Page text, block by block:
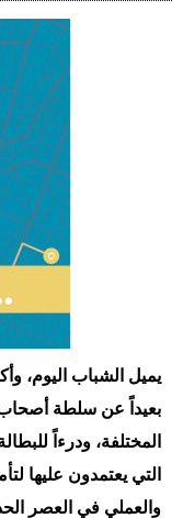
يميل الشباب اليوم،
بعيداً عن سلطة أصحاب
المختلفة، ودرءاً
التي يعتمدون عليها
والعملي في العصر